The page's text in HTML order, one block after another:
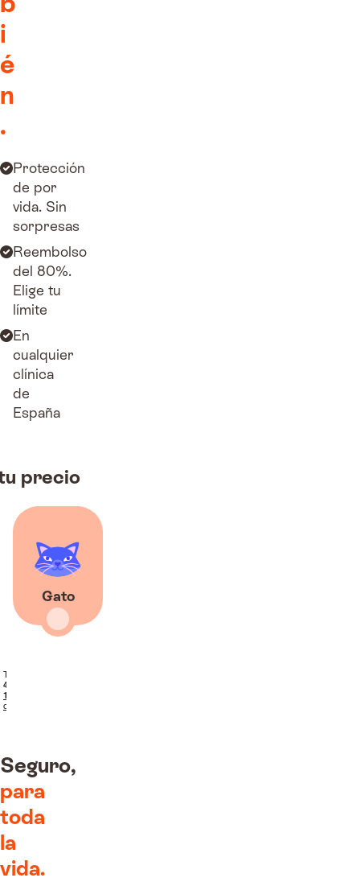
i
é
n
.
Protección
de por
vida. Sin
sorpresas
Reembolso
del 80%.
Elige tu
límite
En
cualquier
clínica
de
España
precio
Gato
Seguro,
para
toda
la
vida.